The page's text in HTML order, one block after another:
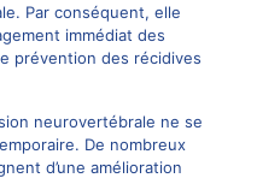
Par conséquent, elle
immédiat des
prévention des récidives
neurovertébrale ne se
De nombreux
d’une amélioration